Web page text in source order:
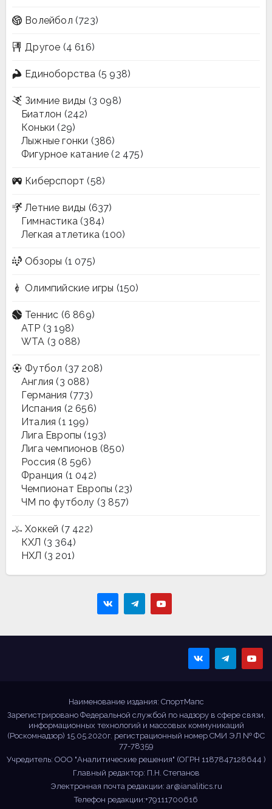
Волейбол (723)
Другое (4 616)
Единоборства (5 938)
Зимние виды (3 098)
Биатлон (242)
Коньки (29)
Лыжные гонки (386)
Фигурное катание (2 475)
Киберспорт (58)
Летние виды (637)
Гимнастика (384)
Легкая атлетика (100)
Обзоры (1 075)
Олимпийские игры (150)
Теннис (6 869)
ATP (3 198)
WTA (3 088)
Футбол (37 208)
Англия (3 088)
Германия (773)
Испания (2 656)
Италия (1 199)
Лига Европы (193)
Лига чемпионов (850)
Россия (8 596)
Франция (1 042)
Чемпионат Европы (23)
ЧМ по футболу (3 857)
Хоккей (7 422)
КХЛ (3 364)
НХЛ (3 201)
Наименование издания: СпортМапс
Зарегистрировано Федеральной службой по надзору в сфере связи,
информационных технологий и массовых коммуникаций
(Роскомнадзор) 15.05.2020г. регистрационный номер СМИ ЭЛ № ФС
77-78359
Учредитель: ООО "Аналитические решения" (ОГРН 1187847128644 )
Главный редактор: П.Н. Степанов
Электронная почта редакции: ar@ianalitics.ru
Телефон редакции:+79111700616